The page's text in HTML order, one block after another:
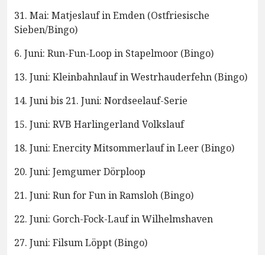
31. Mai: Matjeslauf in Emden (Ostfriesische
Sieben/Bingo)
6. Juni: Run-Fun-Loop in Stapelmoor (Bingo)
13. Juni: Kleinbahnlauf in Westrhauderfehn (Bingo)
14. Juni bis 21. Juni: Nordseelauf-Serie
15. Juni: RVB Harlingerland Volkslauf
18. Juni: Enercity Mitsommerlauf in Leer (Bingo)
20. Juni: Jemgumer Dörploop
21. Juni: Run for Fun in Ramsloh (Bingo)
22. Juni: Gorch-Fock-Lauf in Wilhelmshaven
27. Juni: Filsum Löppt (Bingo)